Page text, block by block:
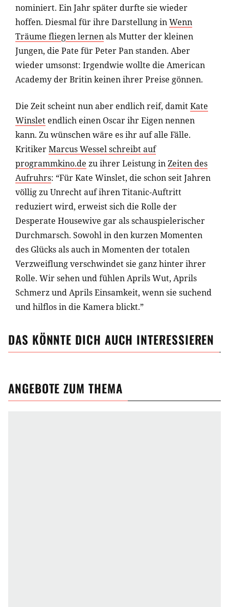
nominiert. Ein Jahr später durfte sie wieder
hoffen. Diesmal für ihre Darstellung inWenn
Träume fliegen lernenals Mutter der kleinen
Jungen, die Pate für Peter Pan standen. Aber
wieder umsonst: Irgendwie wollte die American
Academy der Britin keinen ihrer Preise gönnen.
Die Zeit scheint nun aber endlich reif, damitKate
Winslet endlich einen Oscar ihr Eigen nennen
kann. Zu wünschen wäre es ihr auf alle Fälle.
KritikerMarcus Wessel schreibt auf
programmkino.de zu ihrer Leistung inZeiten des
Aufruhrs: “Für Kate Winslet, die schon seit Jahren
völlig zu Unrecht auf ihren Titanic-Auftritt
reduziert wird, erweist sich die Rolle der
Desperate Housewive gar als schauspielerischer
Durchmarsch. Sowohl in den kurzen Momenten
des Glücks als auch in Momenten der totalen
Verzweiflung verschwindet sie ganz hinter ihrer
Rolle. Wir sehen und fühlen Aprils Wut, Aprils
Schmerz und Aprils Einsamkeit, wenn sie suchend
und hilflos in die Kamera blickt.”
DAS KÖNNTE DICH AUCH INTERESSIEREN
ANGEBOTE ZUM THEMA